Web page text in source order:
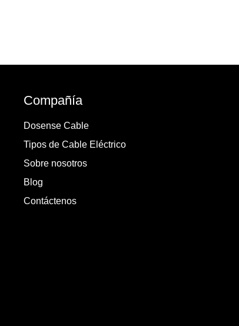
Compañía
Dosense Cable
Tipos de Cable Eléctrico
Sobre nosotros
Blog
Contáctenos